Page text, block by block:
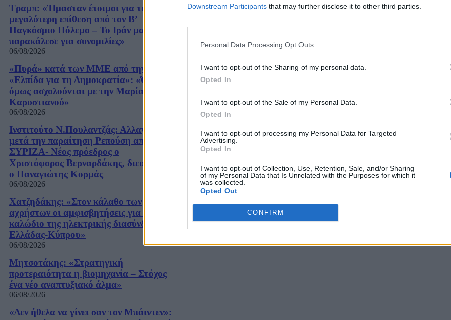
Downstream Participants that may further disclose it to other third parties.
Personal Data Processing Opt Outs
I want to opt-out of the Sharing of my personal data.
Opted In
I want to opt-out of the Sale of my Personal Data.
Opted In
I want to opt-out of processing my Personal Data for Targeted
Advertising.
Opted In
I want to opt-out of Collection, Use, Retention, Sale, and/or Sharing
of my Personal Data that Is Unrelated with the Purposes for which it
was collected.
Opted Out
CONFIRM
Τραμπ: «Ήμασταν έτοιμοι για τη
μεγαλύτερη επίθεση από τον Β’
Παγκόσμιο Πόλεμο – Το Ιράν μας
παρακάλεσε για συνομιλίες»
06/08/2026
«Πυρά» κατά των ΜΜΕ από την
«Ελπίδα για τη Δημοκρατία»: «Όλοι
όμως ασχολούνται με την Μαρία
Καρυστιανού»
06/08/2026
Ινστιτούτο Ν.Πουλαντζάς: Αλλαγές
μετά την παραίτηση Ρεπούση από τον
ΣΥΡΙΖΑ- Νέος πρόεδρος ο
Χριστόφορος Βερναρδάκης, διευθυντής
ο Παναγιώτης Κορμάς
06/08/2026
Χατζηδάκης: «Στον κάλαθο των
αχρήστων οι αμφισβητήσεις για το
καλώδιο της ηλεκτρικής διασύνδεσης
Ελλάδας-Κύπρου»
06/08/2026
Μητσοτάκης: «Στρατηγική
προτεραιότητα η βιομηχανία – Στόχος
ένα νέο αναπτυξιακό άλμα»
06/08/2026
«Δεν ήθελα να γίνει σαν τον Μπάιντεν»: